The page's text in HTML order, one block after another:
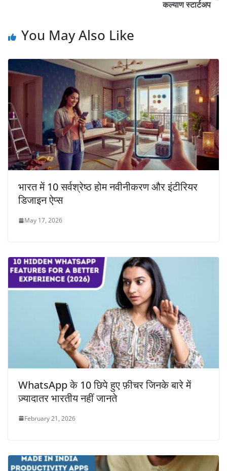
कल्याण स्टार्टअप
You May Also Like
भारत में 10 सर्वश्रेष्ठ होम नवीनीकरण और इंटीरियर
डिजाइन ऐप्स
May 17, 2026
WhatsApp के 10 छिपे हुए फ़ीचर जिनके बारे में
ज़्यादातर भारतीय नहीं जानते
February 21, 2026